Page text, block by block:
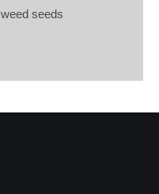
weed seeds